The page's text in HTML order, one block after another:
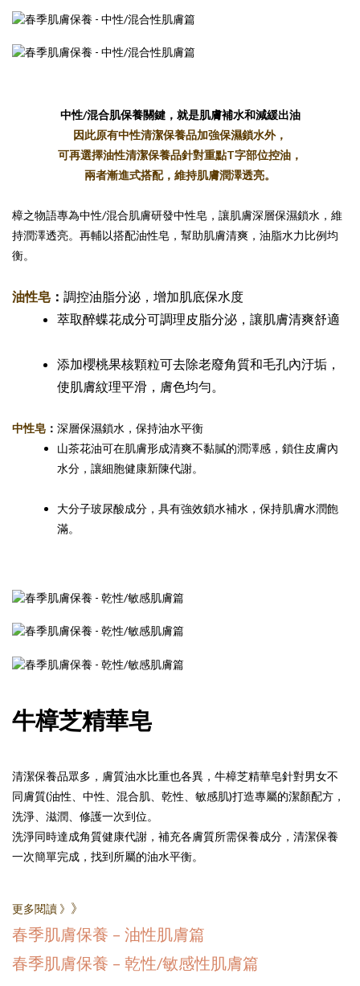
中性/混合肌保養關鍵，就是肌膚補水和減緩出油
因此原有中性清潔保養品加強保濕鎖水外，
可再選擇油性清潔保養品針對重點T字部位控油，
兩者漸進式搭配，維持肌膚潤澤透亮。
樟之物語專為中性/混合肌膚研發中性皂，讓肌膚深層保濕鎖水，維
持潤澤透亮。再輔以搭配油性皂，幫助肌膚清爽，油脂水力比例均
衡。
油性皂 ： 調控油脂分泌，增加肌底保水度
萃取醉蝶花成分可調理皮脂分泌，讓肌膚清爽舒適
添加櫻桃果核顆粒可去除老廢角質和毛孔內汙垢，
使肌膚紋理平滑，膚色均勻。
中性皂 ： 深層保濕鎖水，保持油水平衡
山茶花油可在肌膚形成清爽不黏膩的潤澤感，鎖住皮膚內
水分，讓細胞健康新陳代謝。
大分子玻尿酸成分，具有強效鎖水補水，保持肌膚水潤飽
滿。
牛樟芝精華皂
清潔保養品眾多，膚質油水比重也各異，牛樟芝精華皂針對男女不
同膚質(油性、中性、混合肌、乾性、敏感肌)打造專屬的潔顏配方，
洗淨、滋潤、修護一次到位。
洗淨同時達成角質健康代謝，補充各膚質所需保養成分，清潔保養
一次簡單完成，找到所屬的油水平衡。
更多閱讀 》 》
春季肌膚保養 – 油性肌膚篇
春季肌膚保養 – 乾性/敏感性肌膚篇